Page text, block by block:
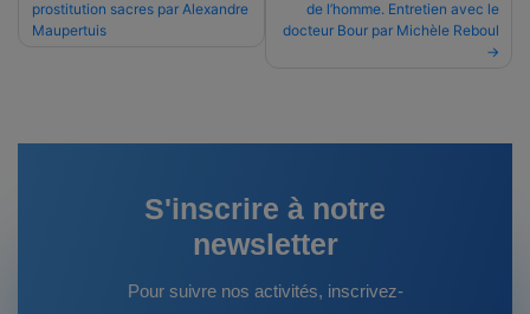
de
prostitution sacres par Alexandre
Maupertuis
de l’homme. Entretien avec le
docteur Bour par Michèle Reboul
S'inscrire à notre
newsletter
Pour suivre nos activités, inscrivez-